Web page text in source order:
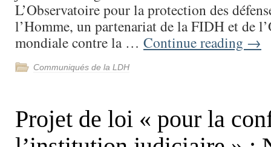
L’Observatoire pour la protection des
l’Homme, un partenariat de la FIDH et de
mondiale contre la … Continue reading →
Communiqués de la LDH
Projet de loi « pour la